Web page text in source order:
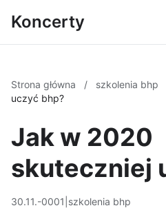
Koncerty
Strona główna / szkolenia bhp
uczyć bhp?
Jak w 2020
skuteczniej
30.11.-0001 szkolenia bhp